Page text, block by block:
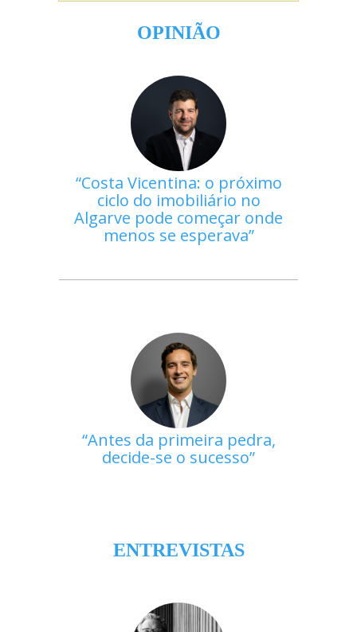
OPINIÃO
Costa Vicentina: o próximo
ciclo do imobiliário no
Algarve pode começar onde
menos se esperava
Antes da primeira pedra,
decide-se o sucesso
ENTREVISTAS